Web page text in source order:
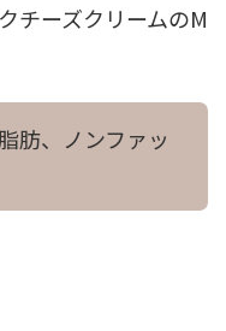
チーズクリームのM
肪、ノンファッ